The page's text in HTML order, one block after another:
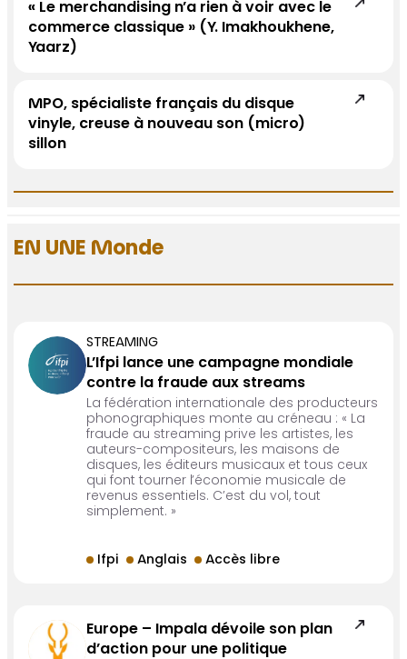
« Le merchandising n’a rien à voir avec le
commerce classique » (Y. Imakhoukhene,
Yaarz)
MPO, spécialiste français du disque
vinyle, creuse à nouveau son (micro)
sillon
EN UNE Monde
STREAMING
L’Ifpi lance une campagne mondiale
contre la fraude aux streams
La fédération internationale des producteurs
phonographiques monte au créneau : « La
fraude au streaming prive les artistes, les
auteurs-compositeurs, les maisons de
disques, les éditeurs musicaux et tous ceux
qui font tourner l’économie musicale de
revenus essentiels. C’est du vol, tout
simplement. »
Ifpi Anglais Accès libre
Europe – Impala dévoile son plan
d’action pour une politique